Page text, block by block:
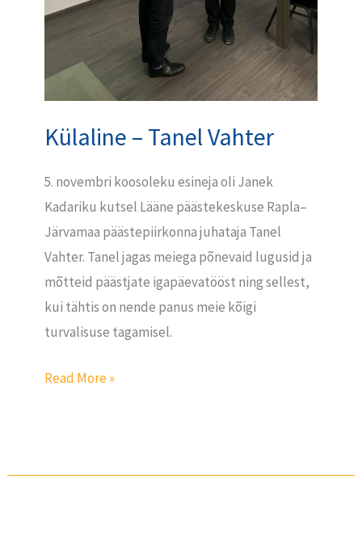
Külaline – Tanel Vahter
5. novembri koosoleku esineja oli Janek
Kadariku kutsel Lääne päästekeskuse Rapla–
Järvamaa päästepiirkonna juhataja Tanel
Vahter. Tanel jagas meiega põnevaid lugusid ja
mõtteid päästjate igapäevatööst ning sellest,
kui tähtis on nende panus meie kõigi
turvalisuse tagamisel.
Read More »